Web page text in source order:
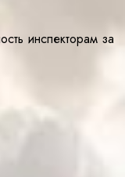
инспекторам за